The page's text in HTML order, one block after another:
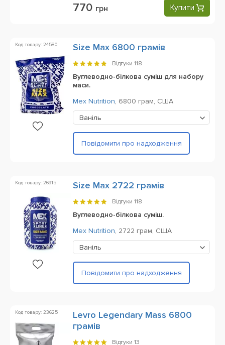
770 грн Купити
Код товару: 24580 Size Max 6800 грамів
Відгуки 118
Вуглеводно-білкова суміш для набору
маси.
Mex Nutrition, 6800 грам, США
Ваніль
Повідомити про надходження
Код товару: 26915 Size Max 2722 грамів
Відгуки 118
Вуглеводно-білкова суміш.
Mex Nutrition, 2722 грам, США
Ваніль
Повідомити про надходження
Код товару: 23625
Levro Legendary Mass 6800
грамів
Відгуки 13